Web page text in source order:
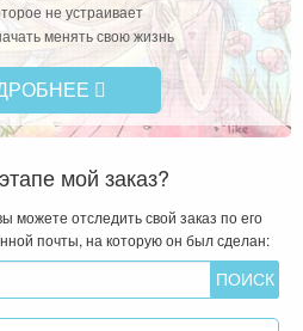
не устраивает
менять свою жизнь
мой заказ?
можете отследить свой заказ по его
почты, на которую он был сделан: